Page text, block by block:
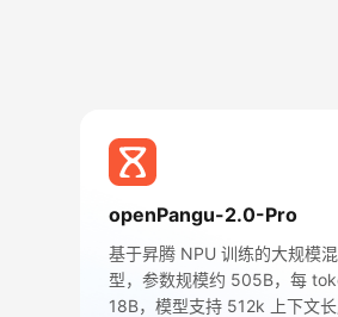
openPangu-2.0-Pro
基于昇腾 NPU 训练的大规模
型，参数规模约 505B，每
18B，模型支持 512k 上下文